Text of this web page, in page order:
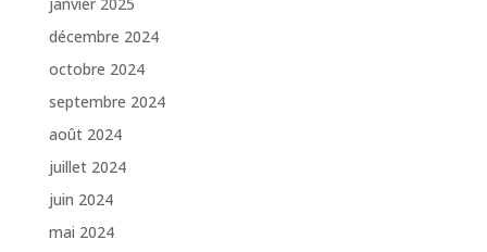
décembre 2024
octobre 2024
septembre 2024
août 2024
juillet 2024
juin 2024
mai 2024